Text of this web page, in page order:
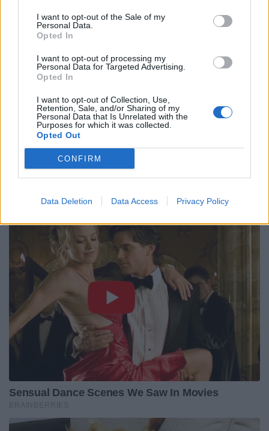
I want to opt-out of the Sale of my
Personal Data.
Opted In
I want to opt-out of processing my
Personal Data for Targeted Advertising.
Opted In
I want to opt-out of Collection, Use,
Retention, Sale, and/or Sharing of my
Personal Data that Is Unrelated with the
Purposes for which it was collected.
Opted Out
CONFIRM
Data Deletion Data Access Privacy Policy